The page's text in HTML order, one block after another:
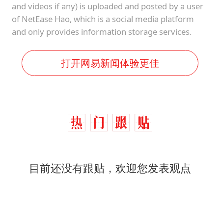
and videos if any) is uploaded and posted by a user
of NetEase Hao, which is a social media platform
and only provides information storage services.
打开网易新闻体验更佳
目前还没有跟贴，欢迎您发表观点